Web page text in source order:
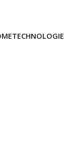
TECHNOLOGIE